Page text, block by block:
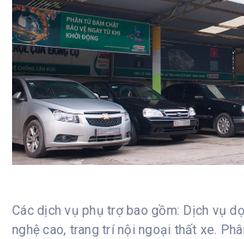
Các dịch vụ phụ trợ bao gồm: Dịch vụ
nghệ cao, trang trí nội ngoại thất xe.